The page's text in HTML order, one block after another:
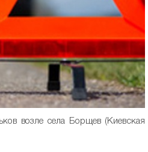
возле села Борщев (Киевская